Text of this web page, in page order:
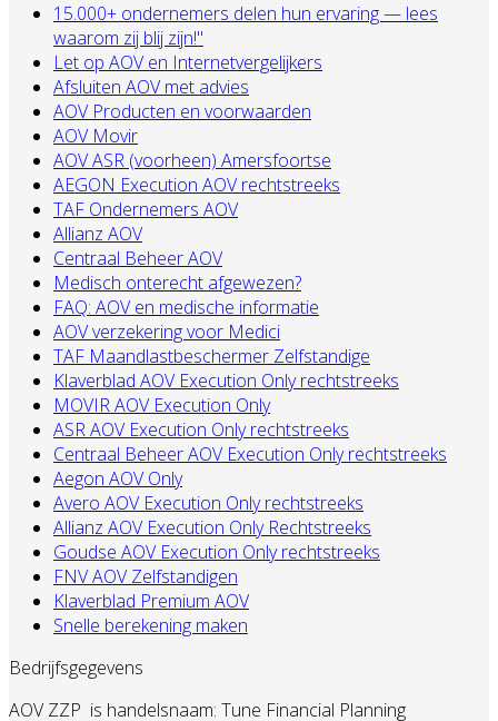
15.000+ ondernemers delen hun ervaring — lees
waarom zij blij zijn!"
Let op AOV en Internetvergelijkers
Afsluiten AOV met advies
AOV Producten en voorwaarden
AOV Movir
AOV ASR (voorheen) Amersfoortse
AEGON Execution AOV rechtstreeks
TAF Ondernemers AOV
Allianz AOV
Centraal Beheer AOV
Medisch onterecht afgewezen?
FAQ: AOV en medische informatie
AOV verzekering voor Medici
TAF Maandlastbeschermer Zelfstandige
Klaverblad AOV Execution Only rechtstreeks
MOVIR AOV Execution Only
ASR AOV Execution Only rechtstreeks
Centraal Beheer AOV Execution Only rechtstreeks
Aegon AOV Only
Avero AOV Execution Only rechtstreeks
Allianz AOV Execution Only Rechtstreeks
Goudse AOV Execution Only rechtstreeks
FNV AOV Zelfstandigen
Klaverblad Premium AOV
Snelle berekening maken
Bedrijfsgegevens
AOV ZZP is handelsnaam: Tune Financial Planning